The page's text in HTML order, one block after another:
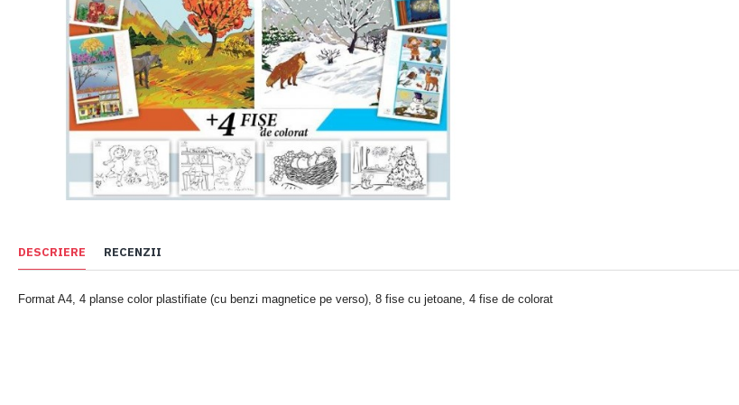
DESCRIERE RECENZII
Format A4, 4 planse color plastifiate (cu benzi magnetice pe verso), 8 fise cu jetoane, 4 fise de colorat